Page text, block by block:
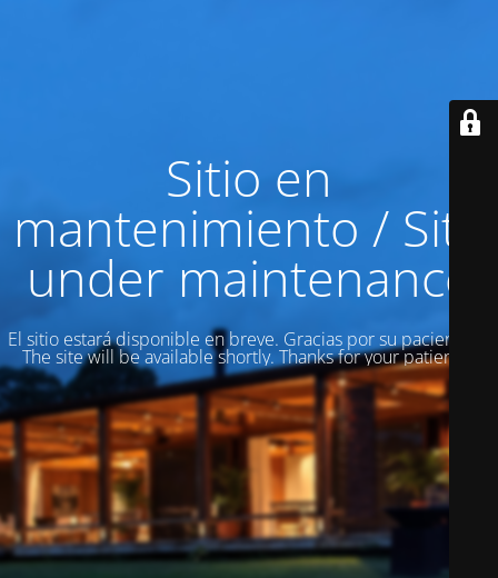
Sitio en
mantenimiento / Site
under maintenance
El sitio estará disponible en breve. Gracias por su paciencia! /
The site will be available shortly. Thanks for your patience!